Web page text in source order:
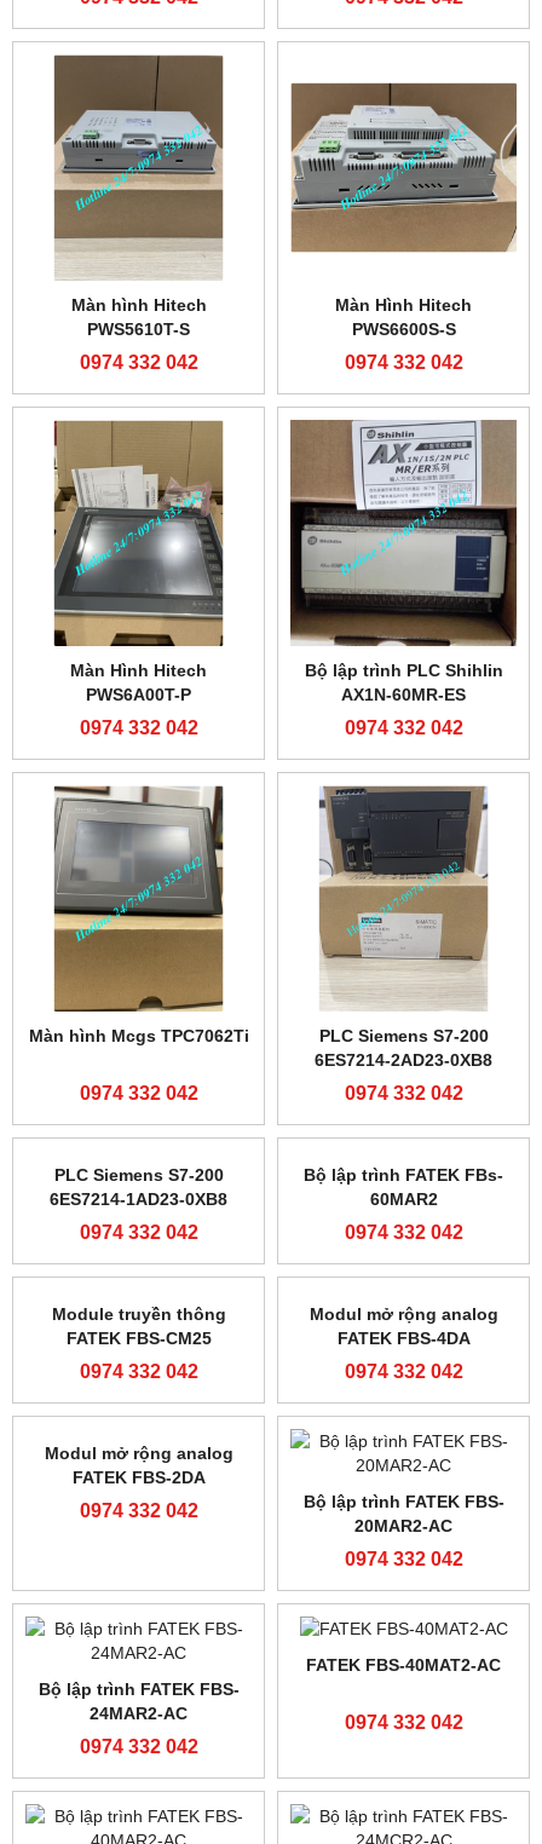
Màn hình Hitech
PWS5610T-S
0974 332 042
Màn Hình Hitech
PWS6600S-S
0974 332 042
Màn Hình Hitech
PWS6A00T-P
0974 332 042
Bộ lập trình PLC Shihlin
AX1N-60MR-ES
0974 332 042
Màn hình Mcgs TPC7062Ti
0974 332 042
PLC Siemens S7-200
6ES7214-2AD23-0XB8
0974 332 042
PLC Siemens S7-200
0974 332 042
Bộ lập trình FATEK FBs-
0974 332 042
FATEK FBS-CM25
0974 332 042
FATEK FBS-4DA
0974 332 042